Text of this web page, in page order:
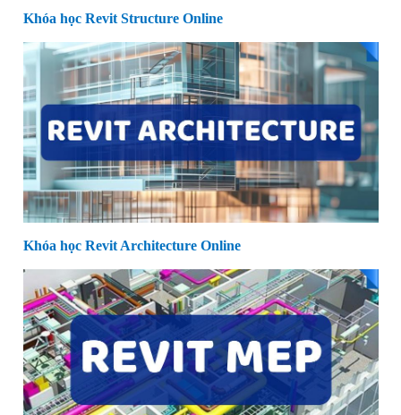
Khóa học Revit Structure Online
Khóa học Revit Architecture Online